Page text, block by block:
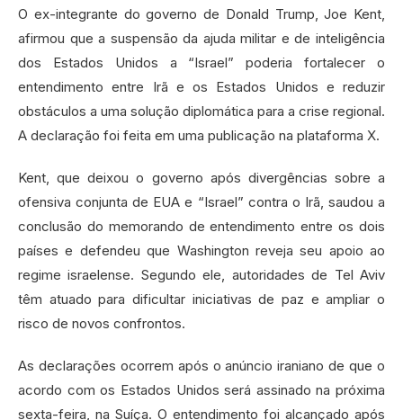
O ex-integrante do governo de Donald Trump, Joe Kent,
afirmou que a suspensão da ajuda militar e de inteligência
dos Estados Unidos a “Israel” poderia fortalecer o
entendimento entre Irã e os Estados Unidos e reduzir
obstáculos a uma solução diplomática para a crise regional.
A declaração foi feita em uma publicação na plataforma X.
Kent, que deixou o governo após divergências sobre a
ofensiva conjunta de EUA e “Israel” contra o Irã, saudou a
conclusão do memorando de entendimento entre os dois
países e defendeu que Washington reveja seu apoio ao
regime israelense. Segundo ele, autoridades de Tel Aviv
têm atuado para dificultar iniciativas de paz e ampliar o
risco de novos confrontos.
As declarações ocorrem após o anúncio iraniano de que o
acordo com os Estados Unidos será assinado na próxima
sexta-feira, na Suíça. O entendimento foi alcançado após